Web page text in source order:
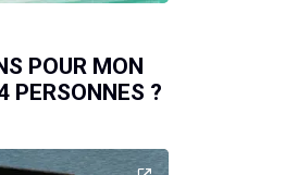
POUR MON
PERSONNES ?